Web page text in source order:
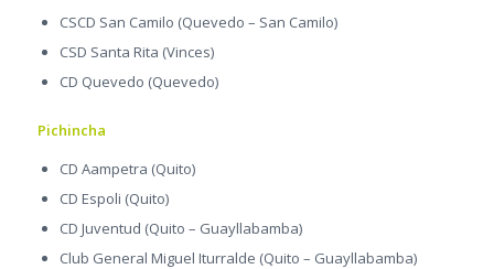
CSCD San Camilo (Quevedo – San Camilo)
CSD Santa Rita (Vinces)
CD Quevedo (Quevedo)
Pichincha
CD Aampetra (Quito)
CD Espoli (Quito)
CD Juventud (Quito – Guayllabamba)
Club General Miguel Iturralde (Quito – Guayllabamba)